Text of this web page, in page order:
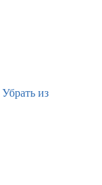
Убрать из